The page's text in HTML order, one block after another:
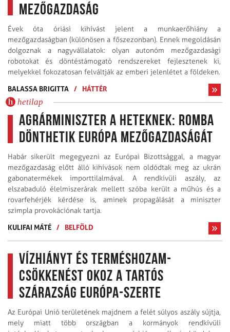
mezőgazdaság
Évek óta óriási kihívást jelent a munkaerőhiány a
mezőgazdaságban (különösen a főszezonban). Ennek megoldásán
dolgoznak a nagyvállalatok: olyan autonóm mezőgazdasági
robotokat és döntéstámogató rendszereket fejlesztenek ki,
melyekkel fokozatosan felváltják az emberi jelenlétet a földeken.
BALASSA BRIGITTA / HÁTTÉR
hetilap
Agrárminiszter a Heteknek: Romba
dönthetik Európa mezőgazdaságát
Habár sikerült megegyezni az Európai Bizottsággal, a magyar
mezőgazdaság előtt álló kihívások nem oldódtak meg az ukrán
gabonatermékek importtilalmával. A rendkívüli aszály, az
elszabaduló élelmiszerárak mellett szóba került a műhús és a
rovarfehérjék kérdése is, aminek propagálását a miniszter
szimpla provokációnak tartja.
KULIFAI MÁTÉ / BELFÖLD
Vízhiányt és terméshozam-
csökkenést okoz a tartós
szárazság Európa-szerte
Az Európai Unió területének majdnem a felét súlyos aszály sújtja,
mely miatt több országban a kormányok rendkívüli